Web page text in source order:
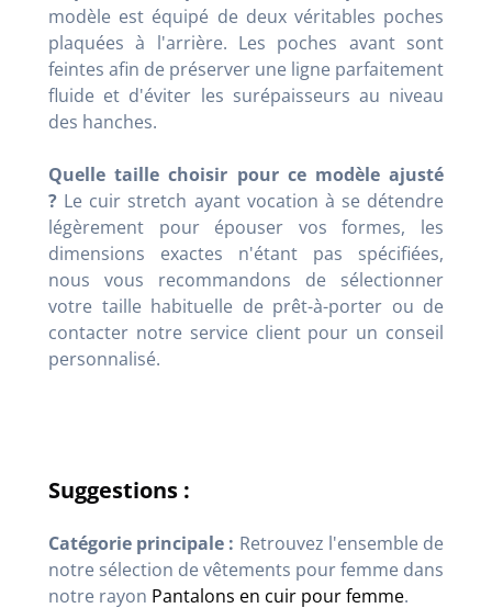
modèle est équipé de deux véritables poches
plaquées à l'arrière. Les poches avant sont
feintes afin de préserver une ligne parfaitement
fluide et d'éviter les surépaisseurs au niveau
des hanches.
Quelle taille choisir pour ce modèle ajusté
? Le cuir stretch ayant vocation à se détendre
légèrement pour épouser vos formes, les
dimensions exactes n'étant pas spécifiées,
nous vous recommandons de sélectionner
votre taille habituelle de prêt-à-porter ou de
contacter notre service client pour un conseil
personnalisé.
Suggestions :
Catégorie principale : Retrouvez l'ensemble de
notre sélection de vêtements pour femme dans
notre rayon Pantalons en cuir pour femme.